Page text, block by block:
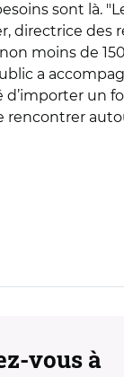
sont là.
directrice des
non moins de
a
un
rencontrer
vous à